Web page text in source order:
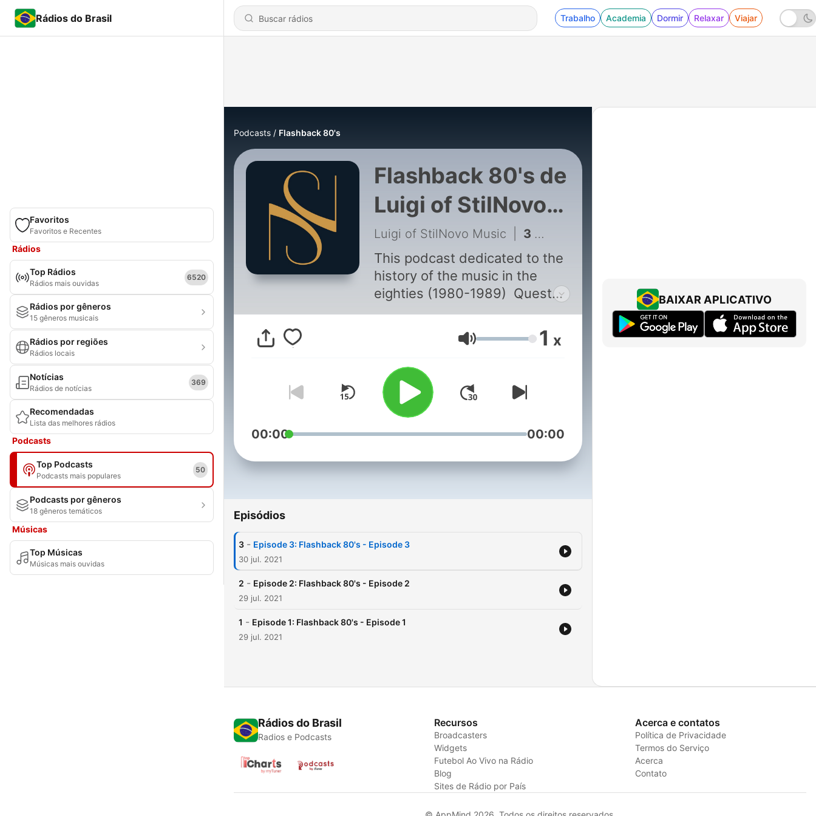
Rádios do Brasil Trabalho Academia Dormir Relaxar Viajar
Favoritos
Favoritos e Recentes
Rádios
Top Rádios
Rádios mais ouvidas
6520
Rádios por gêneros
15 gêneros musicais
Rádios por regiões
Rádios locais
Notícias
Rádios de notícias
369
Recomendadas
Lista das melhores rádios
Podcasts
Top Podcasts
Podcasts mais populares
50
Podcasts por gêneros
18 gêneros temáticos
Músicas
Top Músicas
Músicas mais ouvidas
Podcasts Flashback 80's
Flashback 80's de
Luigi of StilNovo
Music
Luigi of StilNovo Music 3 - Episode 3: Flashback 80's - Episode 3
This podcast dedicated to the
history of the music in the
eighties (1980-1989) Questo
podcast è dedicato alla storia
della musica degli anni ottanta
Reserved
Volume 1 x
00:00 00:00
Episódios
3 - Episode 3: Flashback 80's - Episode 3
30 jul. 2021
2 - Episode 2: Flashback 80's - Episode 2
29 jul. 2021
1 - Episode 1: Flashback 80's - Episode 1
29 jul. 2021
BAIXAR APLICATIVO
Rádios do Brasil
Radios e Podcasts
Recursos
Broadcasters
Widgets
Futebol Ao Vivo na Rádio
Blog
Sites de Rádio por País
Acerca e contatos
Política de Privacidade
Termos do Serviço
Acerca
Contato